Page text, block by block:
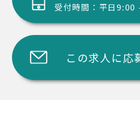
受付時間：平日9:00
この求人に応